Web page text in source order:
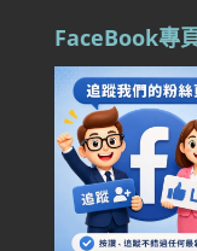
FaceBook專